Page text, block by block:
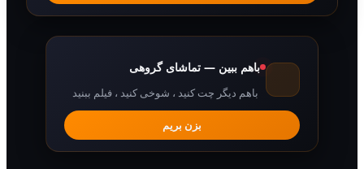
باهم ببین — تماشای گروهی
باهم دیگر چت کنید ، شوخی کنید ، فیلم ببنید